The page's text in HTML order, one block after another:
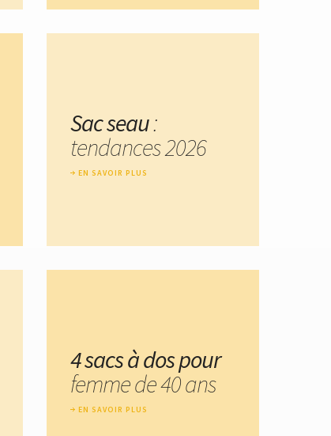
Sac seau:
tendances 2026
EN SAVOIR PLUS
4 sacs à dos pour
femme de 40 ans
EN SAVOIR PLUS